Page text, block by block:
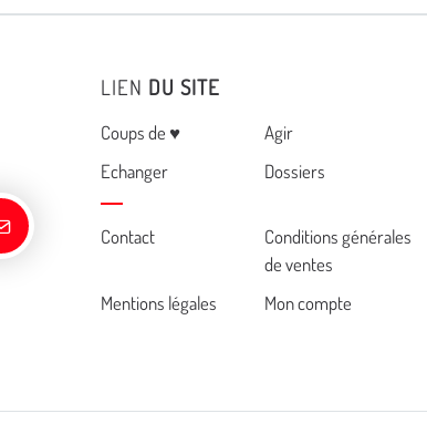
LIEN DU SITE
Menu
Coups de ♥ Agir
Echanger
Dossiers
Cemea
footer
Contact
Conditions générales
de ventes
Mentions légales
Mon compte